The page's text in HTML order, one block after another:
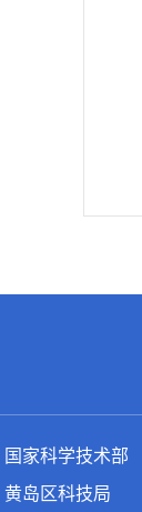
国家科学技术部
黄岛区科技局